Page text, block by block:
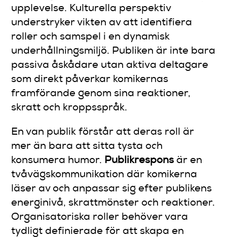
upplevelse. Kulturella perspektiv
understryker vikten av att identifiera
roller och samspel i en dynamisk
underhållningsmiljö. Publiken är inte bara
passiva åskådare utan aktiva deltagare
som direkt påverkar komikernas
framförande genom sina reaktioner,
skratt och kroppsspråk.
En van publik förstår att deras roll är
mer än bara att sitta tysta och
konsumera humor. Publikrespons är en
tvåvägskommunikation där komikerna
läser av och anpassar sig efter publikens
energinivå, skrattmönster och reaktioner.
Organisatoriska roller behöver vara
tydligt definierade för att skapa en